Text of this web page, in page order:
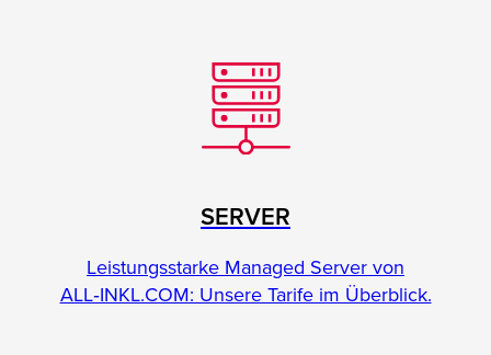
SERVER
Leistungsstarke Managed Server von
ALL‑INKL.COM: Unsere Tarife im Überblick.